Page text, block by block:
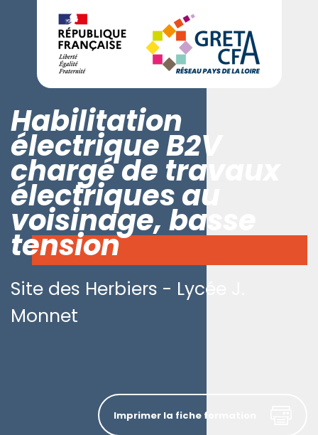
Habilitation
électrique B2V
chargé de travaux
électriques au
voisinage, basse
tension
Site des Herbiers - Lycée J.
Monnet
Imprimer la fiche formation